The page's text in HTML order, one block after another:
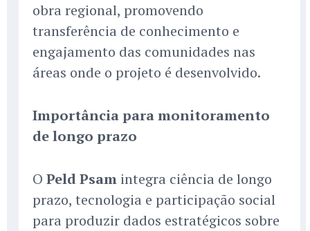
obra regional, promovendo
transferência de conhecimento e
engajamento das comunidades nas
áreas onde o projeto é desenvolvido.
Importância para monitoramento
de longo prazo
O Peld Psam integra ciência de longo
prazo, tecnologia e participação social
para produzir dados estratégicos sobre